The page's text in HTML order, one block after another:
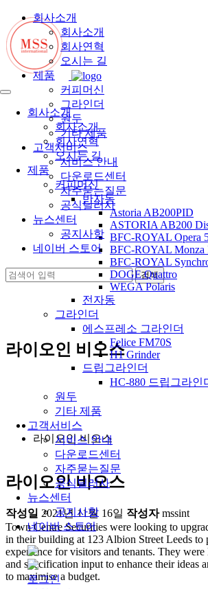
회사소개
회사소개
회사연혁
오시는 길
제품
커피머신
반자동
Astoria AB200PID
ASTORIA AB200
BFC-ROYAL Opera
BFC-ROYAL Monza
BFC-ROYAL
DOGE Quattro
WEGA Polaris
전자동
그라인더
에스프레소 그라인더
Felice FM70S
H1 Grinder
드립그라인더
HC-880 드립그라인
원두
기타 제품
고객서비스
서비스 안내
다운로드센터
자주묻는질문
공식딜러사
뉴스센터
공지사항
네이버 스토어
로그인
회사소개
회사소개
회사연혁
오시는 길
제품
커피머신
그라인더
원두
기타 제품
고객서비스
서비스 안내
다운로드센터
자주묻는질문
공식딜러사
뉴스센터
공지사항
네이버 스토어
라이오인 비오스
라이오인 비오스
라이오인 비오스
작성일 2021년 11월 16일 작성자mssint
Town Centre Securities were looking to
in their building at 123 Albion Street Leeds to
experience for visitors and tenants. They
and specification input to enhance their ideas
to maximise a budget.